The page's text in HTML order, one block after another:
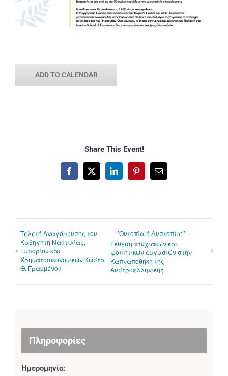
ADD TO CALENDAR
Share This Event!
Facebook
X LinkedInPinterestEmail
Τελετή Αναγόρευσης του
Καθηγητή Ναυτιλίας,
Εµπορίου και
Χρηµατοοικονοµικών Κώστα
Θ. Γραµµένου
‘’Ουτοπία ή Δυστοπία;’’ –
Έκθεση πτυχιακών και
φοιτητικών εργασιών στην
Καπναποθήκη της
Αυστροελληνικής
Πληροφορίες
Ημερομηνία: